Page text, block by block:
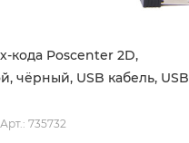
кода Poscenter 2D,
чёрный, USB кабель, USB
Арт.: 735732